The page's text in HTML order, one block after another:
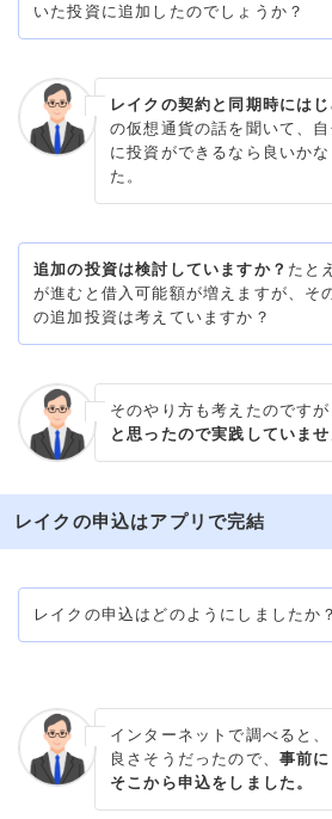
いた投資に追加したのでしょうか？
レイクの契約と同期時にはじ
の仮想通貨の話を聞いて、
に投資ができるなら良いか
た。
追加の投資は検討していますか？ たと
が進むと借入可能額が増えますが、そ
の追加投資は考えていますか？
そのやり方も考えたのですが
と思ったので実践していませ
レイクの申込はアプリで完結
レイクの申込はどのようにしましたか？
インターネットで調べると
良さそうだったので、 事前に
そこから申込をしました。